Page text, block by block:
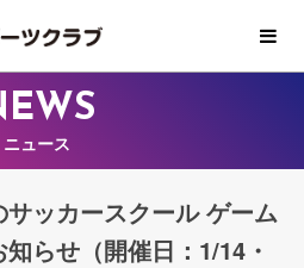
MENU
ニュース
ッカースクール ゲーム
らせ（開催日：1/14・